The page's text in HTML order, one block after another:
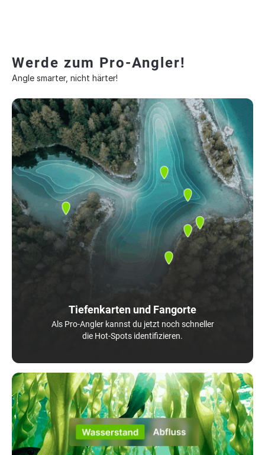
Werde zum Pro-Angler!
Angle smarter, nicht härter!
Tiefenkarten und Fangorte
Als Pro-Angler kannst du jetzt noch schneller
die Hot-Spots identifizieren.